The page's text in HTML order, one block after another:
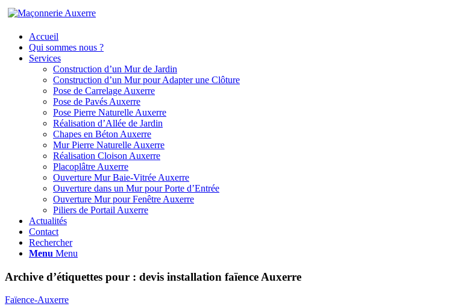
Accueil
Qui sommes nous ?
Services
Construction d’un Mur de Jardin
Construction d’un Mur pour Adapter une Clôture
Pose de Carrelage Auxerre
Pose de Pavés Auxerre
Pose Pierre Naturelle Auxerre
Réalisation d’Allée de Jardin
Chapes en Béton Auxerre
Mur Pierre Naturelle Auxerre
Réalisation Cloison Auxerre
Placoplâtre Auxerre
Ouverture Mur Baie-Vitrée Auxerre
Ouverture dans un Mur pour Porte d’Entrée
Ouverture Mur pour Fenêtre Auxerre
Piliers de Portail Auxerre
Actualités
Contact
Rechercher
Menu Menu
Archive d’étiquettes pour : devis installation faïence Auxerre
Faïence-Auxerre